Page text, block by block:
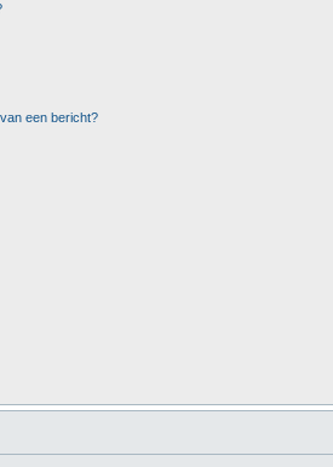
een bericht?